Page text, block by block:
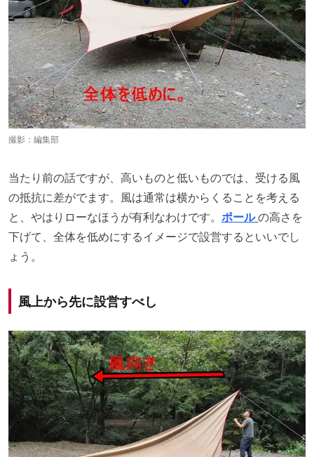
撮影：編集部
当たり前の話ですが、高いものと低いものでは、受ける風
の抵抗に差がでます。風は通常は横からくることを考える
と、やはりローなほうが有利なわけです。 ポールの高さを
下げて、全体を低めにするイメージで設営するといいでし
ょう。
風上から先に設営すべし